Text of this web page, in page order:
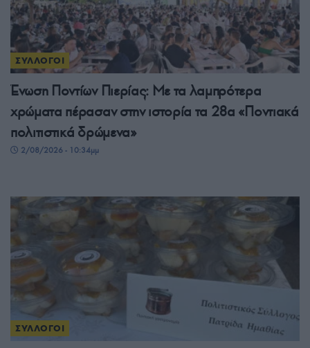
ΣΥΛΛΟΓΟΙ
Ένωση Ποντίων Πιερίας: Με τα λαμπρότερα
χρώματα πέρασαν στην ιστορία τα 28α «Ποντιακά
πολιτιστικά δρώμενα»
2/08/2026 - 10:34μμ
ΣΥΛΛΟΓΟΙ